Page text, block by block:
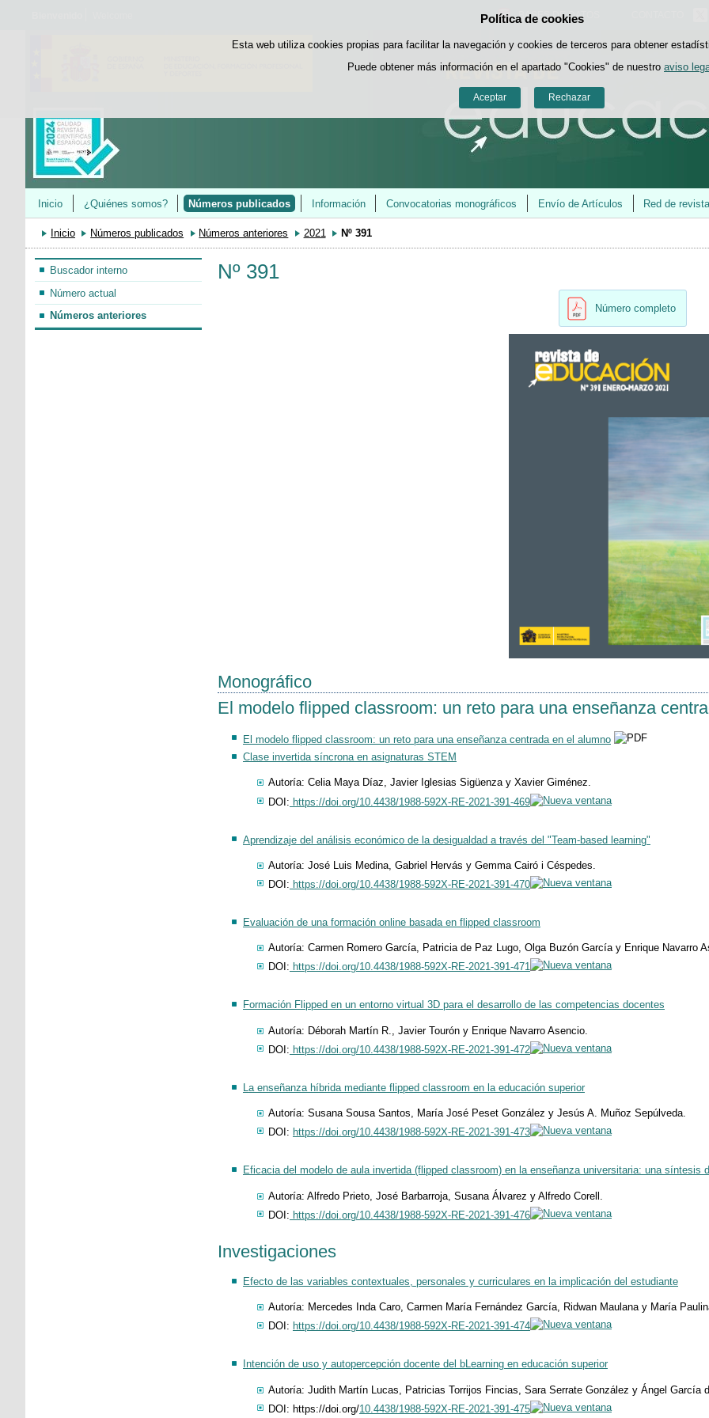
Política de cookies
Esta web utiliza cookies propias para facilitar la navegación y cookies de terceros para obtener
Puede obtener más información en el apartado "Cookies" de nuestro aviso
Aceptar Rechazar
Saltar al contenido
BASES DE DATOS
Inicio ¿Quiénes somos? Números publicados Información Convocatorias monográficos Envío de Artículos Red de
Inicio Números publicados Números anteriores 2021 Nº 391
Buscador interno
Número actual
Números anteriores
Nº 391
Número completo
Monográfico
El modelo flipped classroom: un reto para una enseñanza
El modelo flipped classroom: un reto para una enseñanza centrada en el alumno
Clase invertida síncrona en asignaturas STEM
Autoría: Celia Maya Díaz, Javier Iglesias Sigüenza y Xavier Giménez.
DOI: https://doi.org/10.4438/1988-592X-RE-2021-391-469
Aprendizaje del análisis económico de la desigualdad a través del "Team-based learning"
Autoría: José Luis Medina, Gabriel Hervás y Gemma Cairó i Céspedes.
DOI: https://doi.org/10.4438/1988-592X-RE-2021-391-470
Evaluación de una formación online basada en flipped classroom
Autoría: Carmen Romero García, Patricia de Paz Lugo, Olga Buzón García y Enrique Navarro
DOI: https://doi.org/10.4438/1988-592X-RE-2021-391-471
Formación Flipped en un entorno virtual 3D para el desarrollo de las competencias docentes
Autoría: Déborah Martín R., Javier Tourón y Enrique Navarro Asencio.
DOI: https://doi.org/10.4438/1988-592X-RE-2021-391-472
La enseñanza híbrida mediante flipped classroom en la educación superior
Autoría: Susana Sousa Santos, María José Peset González y Jesús A. Muñoz Sepúlveda.
DOI: https://doi.org/10.4438/1988-592X-RE-2021-391-473
Eficacia del modelo de aula invertida (flipped classroom) en la enseñanza universitaria: una síntesis
Autoría: Alfredo Prieto, José Barbarroja, Susana Álvarez y Alfredo Corell.
DOI: https://doi.org/10.4438/1988-592X-RE-2021-391-476
Investigaciones
Efecto de las variables contextuales, personales y curriculares en la implicación del estudiante
Autoría: Mercedes Inda Caro, Carmen María Fernández García, Ridwan Maulana y María
DOI: https://doi.org/10.4438/1988-592X-RE-2021-391-474
Intención de uso y autopercepción docente del bLearning en educación superior
Autoría: Judith Martín Lucas, Patricias Torrijos Fincias, Sara Serrate González y Ángel García
DOI: https://doi.org/10.4438/1988-592X-RE-2021-391-475